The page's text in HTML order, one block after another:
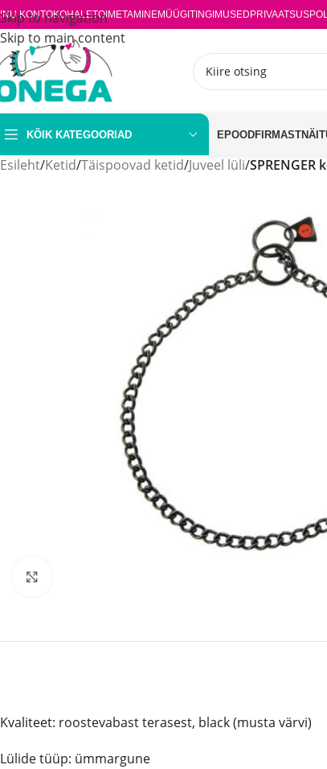
Skip to navigation
Skip to main content
KONTOKOHALETOIMETAMINEMÜÜGITINGIMUSED
KÕIK KATEGOORIAD EPOODFIRMAST
Esileht/Ketid/Täispoovad ketid/Juveel lüli/SPRENGER
Kvaliteet: roostevabast terasest, black (musta värvi)
Lülide tüüp: ümmargune